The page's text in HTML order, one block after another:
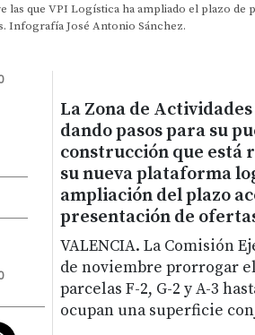
las que VPI Logística ha ampliado el plazo
Infografía José Antonio Sánchez.
La Zona de
dando pasos para su
construcción que está
su nueva plataforma
ampliación del plazo
presentación de
VALENCIA. La Comisión
de noviembre prorrogar
parcelas F-2, G-2 y A-3
ocupan una superficie